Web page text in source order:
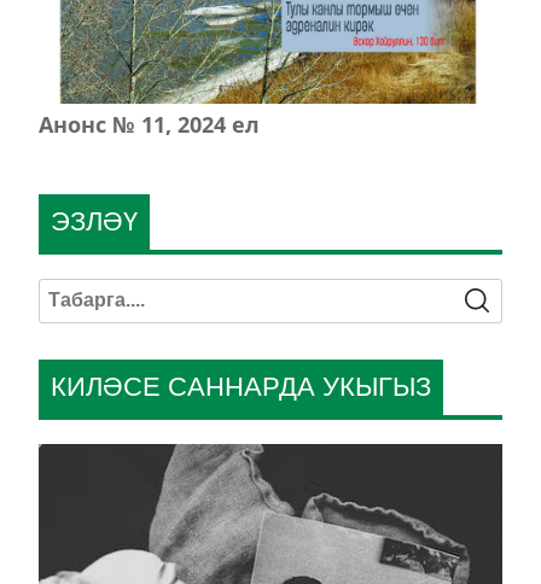
Анонс № 11, 2024 ел
КИЛӘСЕ САННАРДА УКЫГЫЗ
ЭЗЛӘҮ